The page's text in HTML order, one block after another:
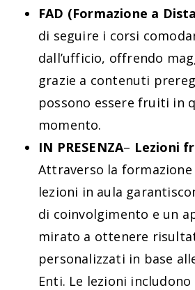
FAD (Formazione a
di seguire i corsi
dall’ufficio, offrendo
grazie a contenuti
possono essere fruiti in
momento.
IN PRESENZA– Lezioni
Attraverso la
lezioni in aula
di coinvolgimento e un
mirato a ottenere
personalizzati in base
Enti. Le lezioni